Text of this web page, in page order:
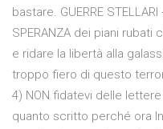
bastare. GUERRE STELLARI
SPERANZA dei piani
e ridare la libertà alla
troppo fiero di questo
4) NON fidatevi delle
quanto scritto perché ora